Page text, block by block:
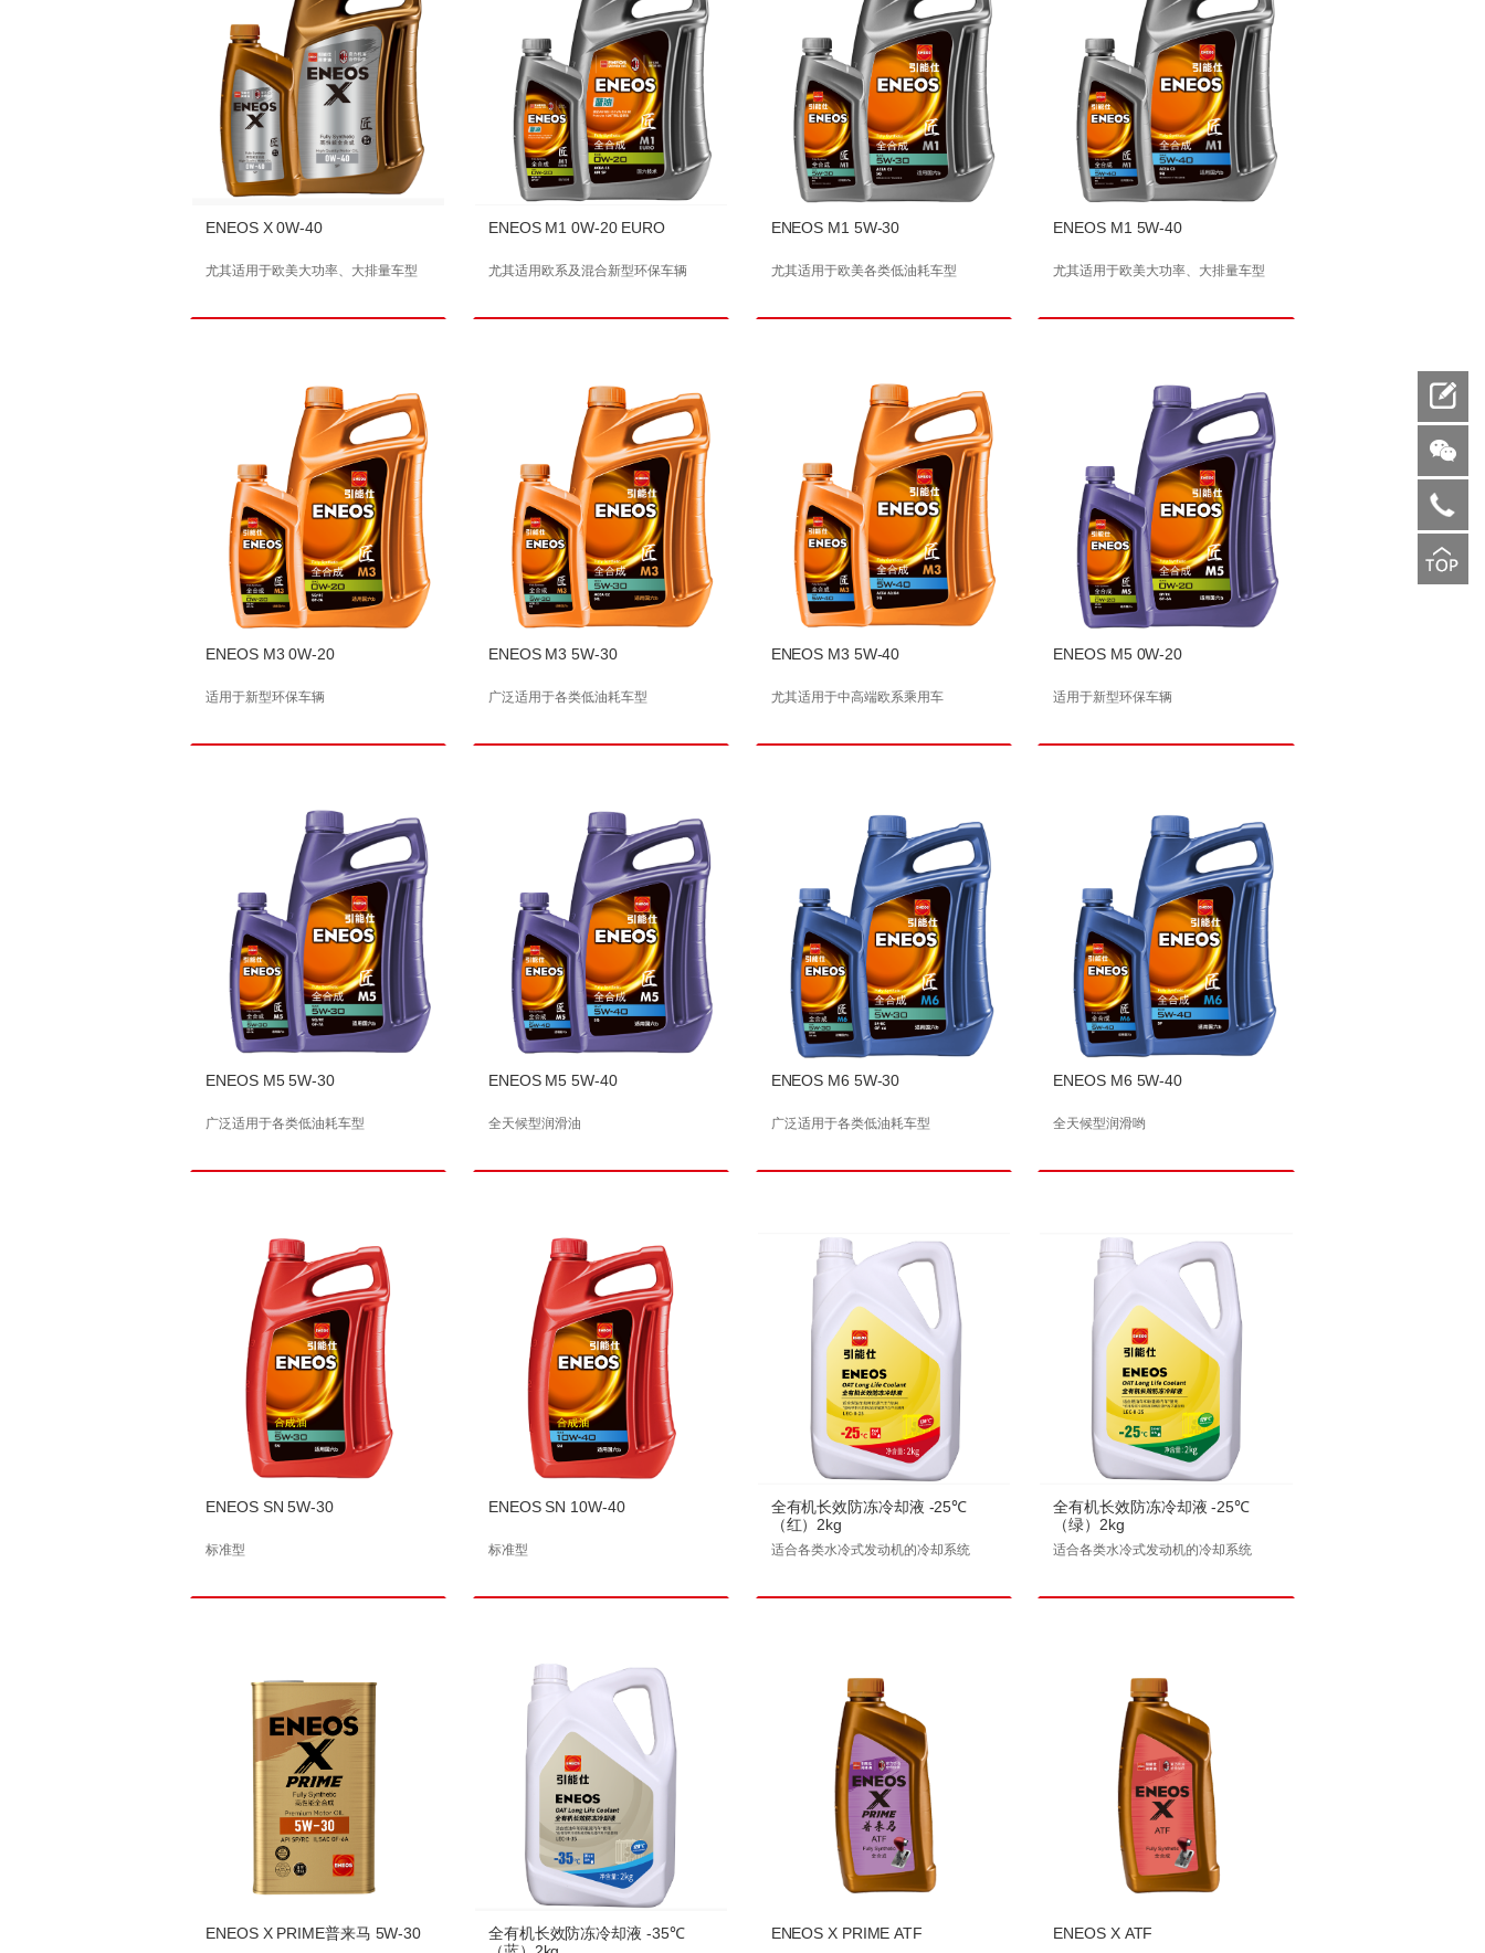
ENEOS X 0W-40
尤其适用于欧美大功率、大排量车型
ENEOS M1 0W-20 EURO
尤其适用欧系及混合新型环保车辆
ENEOS M1 5W-30
尤其适用于欧美各类低油耗车型
ENEOS M1 5W-40
尤其适用于欧美大功率、大排量车型
ENEOS M3 0W-20
适用于新型环保车辆
ENEOS M3 5W-30
广泛适用于各类低油耗车型
ENEOS M3 5W-40
尤其适用于中高端欧系乘用车
ENEOS M5 0W-20
适用于新型环保车辆
ENEOS M5 5W-30
广泛适用于各类低油耗车型
ENEOS M5 5W-40
全天候型润滑油
ENEOS M6 5W-30
广泛适用于各类低油耗车型
ENEOS M6 5W-40
全天候型润滑哟
ENEOS SN 5W-30
标准型
ENEOS SN 10W-40
标准型
全有机长效防冻冷却液 -25℃
（红）2kg
适合各类水冷式发动机的冷却系统
全有机长效防冻冷却液 -25℃
（绿）2kg
适合各类水冷式发动机的冷却系统
ENEOS X PRIME普来马 5W-30
全有机长效防冻冷却液 -35℃
ENEOS X PRIME ATF ENEOS X ATF